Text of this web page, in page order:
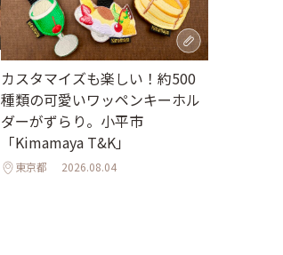
カスタマイズも楽しい！約500
種類の可愛いワッペンキーホル
ダーがずらり。小平市
「Kimamaya T&K」
東京都 2026.08.04